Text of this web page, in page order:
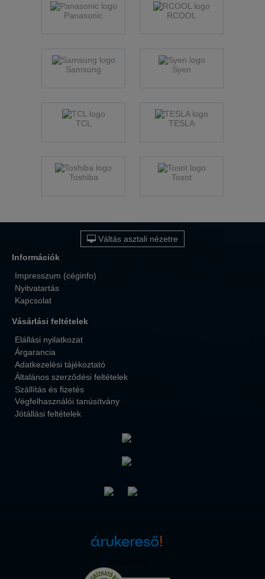
Panasonic RCOOL
Samsung Syen
TCL TESLA
Toshiba Tosot
Váltás asztali nézetre
Információk
Impresszum (céginfo)
Nyitvatartás
Kapcsolat
Vásárlási feltételek
Elállási nyilatkozat
Árgarancia
Adatkezelési tájékoztató
Általános szerződési feltételek
Szállítás és fizetés
Végfelhasználói tanúsítvány
Jótállási feltételek